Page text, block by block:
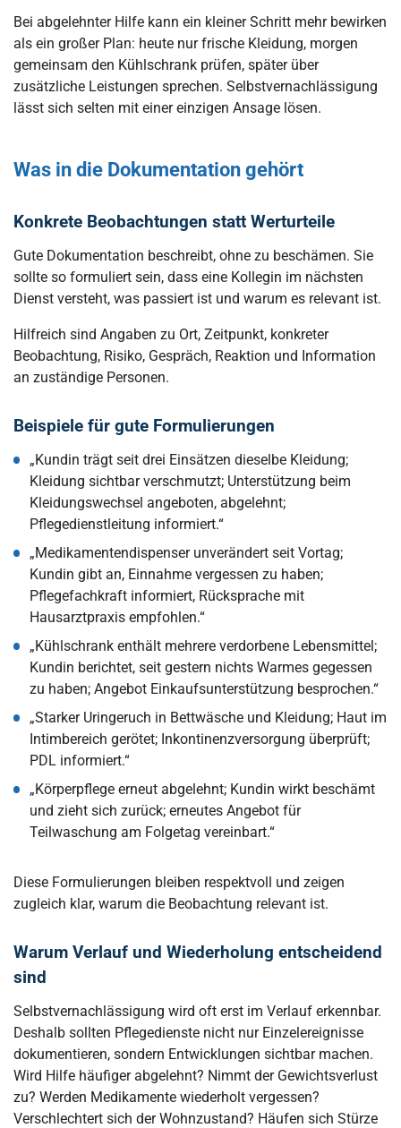
Bei abgelehnter Hilfe kann ein kleiner Schritt mehr bewirken
als ein großer Plan: heute nur frische Kleidung, morgen
gemeinsam den Kühlschrank prüfen, später über
zusätzliche Leistungen sprechen. Selbstvernachlässigung
lässt sich selten mit einer einzigen Ansage lösen.
Was in die Dokumentation gehört
Konkrete Beobachtungen statt Werturteile
Gute Dokumentation beschreibt, ohne zu beschämen. Sie
sollte so formuliert sein, dass eine Kollegin im nächsten
Dienst versteht, was passiert ist und warum es relevant ist.
Hilfreich sind Angaben zu Ort, Zeitpunkt, konkreter
Beobachtung, Risiko, Gespräch, Reaktion und Information
an zuständige Personen.
Beispiele für gute Formulierungen
„Kundin trägt seit drei Einsätzen dieselbe Kleidung;
Kleidung sichtbar verschmutzt; Unterstützung beim
Kleidungswechsel angeboten, abgelehnt;
Pflegedienstleitung informiert.“
„Medikamentendispenser unverändert seit Vortag;
Kundin gibt an, Einnahme vergessen zu haben;
Pflegefachkraft informiert, Rücksprache mit
Hausarztpraxis empfohlen.“
„Kühlschrank enthält mehrere verdorbene Lebensmittel;
Kundin berichtet, seit gestern nichts Warmes gegessen
zu haben; Angebot Einkaufsunterstützung besprochen.“
„Starker Uringeruch in Bettwäsche und Kleidung; Haut im
Intimbereich gerötet; Inkontinenzversorgung überprüft;
PDL informiert.“
„Körperpflege erneut abgelehnt; Kundin wirkt beschämt
und zieht sich zurück; erneutes Angebot für
Teilwaschung am Folgetag vereinbart.“
Diese Formulierungen bleiben respektvoll und zeigen
zugleich klar, warum die Beobachtung relevant ist.
Warum Verlauf und Wiederholung entscheidend
sind
Selbstvernachlässigung wird oft erst im Verlauf erkennbar.
Deshalb sollten Pflegedienste nicht nur Einzelereignisse
dokumentieren, sondern Entwicklungen sichtbar machen.
Wird Hilfe häufiger abgelehnt? Nimmt der Gewichtsverlust
zu? Werden Medikamente wiederholt vergessen?
Verschlechtert sich der Wohnzustand? Häufen sich Stürze